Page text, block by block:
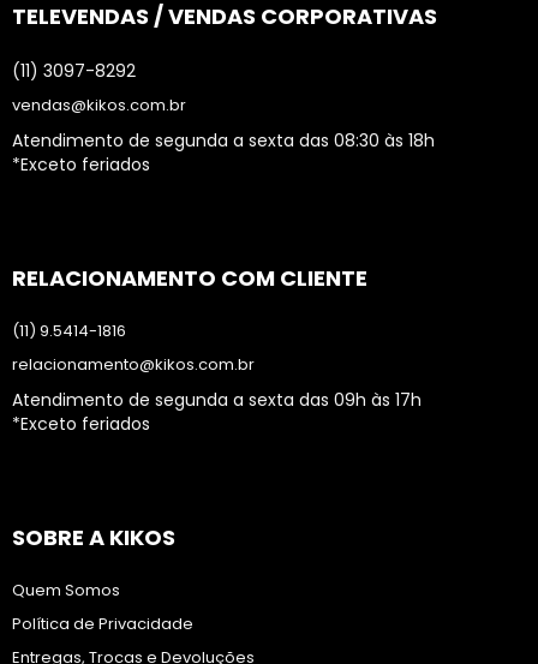
TELEVENDAS / VENDAS CORPORATIVAS
(11) 3097-8292
vendas@kikos.com.br
Atendimento de segunda a sexta das 08:30 às 18h
*Exceto feriados
RELACIONAMENTO COM CLIENTE
(11) 9.5414-1816
relacionamento@kikos.com.br
Atendimento de segunda a sexta das 09h às 17h
*Exceto feriados
SOBRE A KIKOS
Quem Somos
Política de Privacidade
Entregas, Trocas e Devoluções